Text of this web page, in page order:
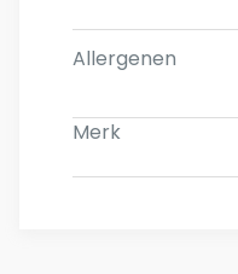
Allergenen
Merk